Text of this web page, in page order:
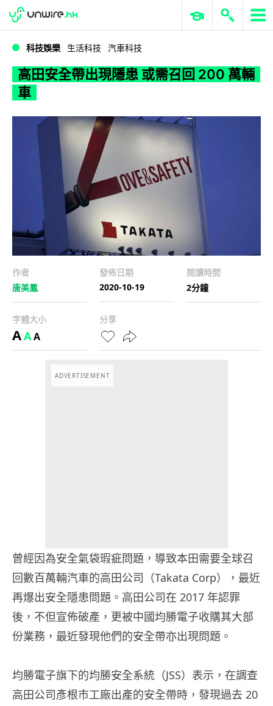
高田安全帶出現隱患 或需召回 200 萬輛車
WWDC 2026 ERP 與商業 AI
科技娛樂 生活科技 汽車科技
高田安全帶出現隱患 或需召回 200 萬輛
車
作者
唐美鳳
發佈日期
2020-10-19
閱讀時間
2分鐘
字體大小
AAA
分享
ADVERTISEMENT
曾經因為安全氣袋瑕疵問題，導致本田需要全球召
回數百萬輛汽車的高田公司（Takata Corp），最近
再爆出安全隱患問題。高田公司在 2017 年認罪
後，不但宣佈破產，更被中國均勝電子收購其大部
份業務，最近發現他們的安全帶亦出現問題。
均勝電子旗下的均勝安全系統（JSS）表示，在調查
高田公司彥根市工廠出產的安全帶時，發現過去 20